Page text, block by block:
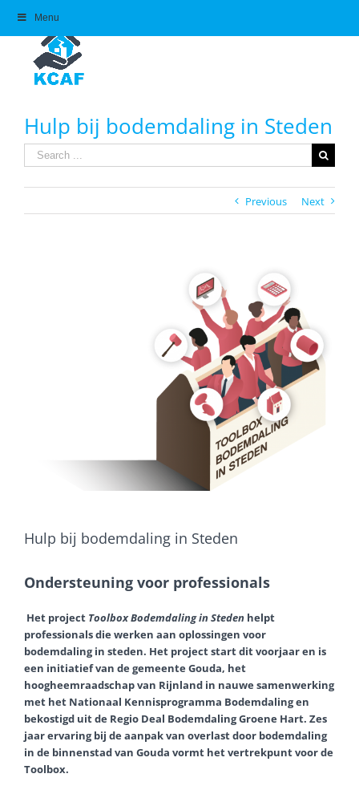
content
Hulp bij bodemdaling in Steden
Search
for:
Previous Next
Hulp bij bodemdaling in Steden
Ondersteuning voor professionals
Het project Toolbox Bodemdaling in Steden helpt
professionals die werken aan oplossingen voor
bodemdaling in steden. Het project start dit voorjaar en is
een initiatief van de gemeente Gouda, het
hoogheemraadschap van Rijnland in nauwe samenwerking
met het Nationaal Kennisprogramma Bodemdaling en
bekostigd uit de Regio Deal Bodemdaling Groene Hart. Zes
jaar ervaring bij de aanpak van overlast door bodemdaling
in de binnenstad van Gouda vormt het vertrekpunt voor de
Toolbox.
Menu